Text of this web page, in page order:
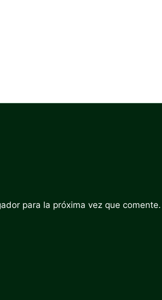
para la próxima vez que comente.